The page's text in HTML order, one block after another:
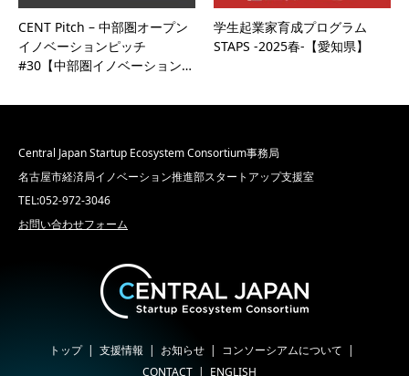
CENT Pitch – 中部圏オープン
イノベーションピッチ
#30【中部圏イノベーション…
学生起業家育成プログラム
STAPS -2025春-【愛知県】
Central Japan Startup Ecosystem Consortium事務局
名古屋市経済局イノベーション推進部スタートアップ支援室
TEL:052-972-3046
お問い合わせフォーム
トップ 支援情報 お知らせ
コンソーシアムについて
CONTACT
ENGLISH